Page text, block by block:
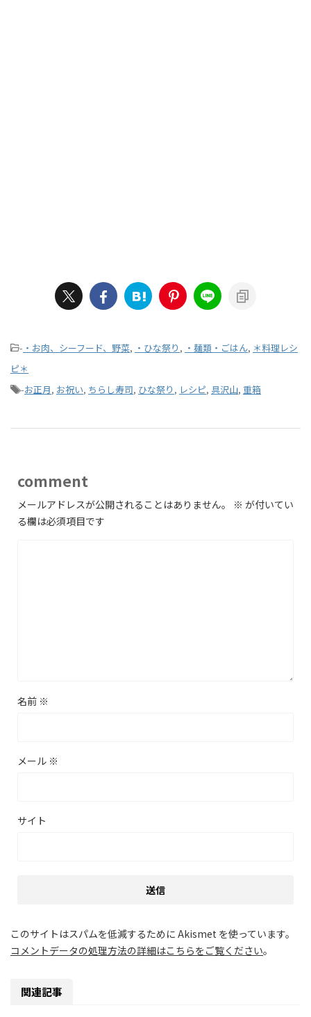
- ・お肉、シーフード、野菜, ・ひな祭り , ・麺類・ごはん, ＊料理レシ
ピ＊
-お正月, お祝い, ちらし寿司, ひな祭り , レシピ, 具沢山, 重箱
comment
メールアドレスが公開されることはありません。 ※ が付いてい
る欄は必須項目です
名前 ※
メール ※
サイト
このサイトはスパムを低減するために Akismet を使っています。
コメントデータの処理方法の詳細はこちらをご覧ください。
関連記事